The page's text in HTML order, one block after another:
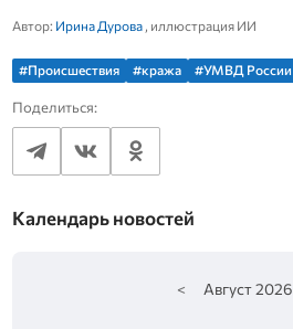
Автор: Ирина Дурова, иллюстрация ИИ
#Происшествия #кража #УМВД России
Поделиться:
Календарь новостей
< Август 2026